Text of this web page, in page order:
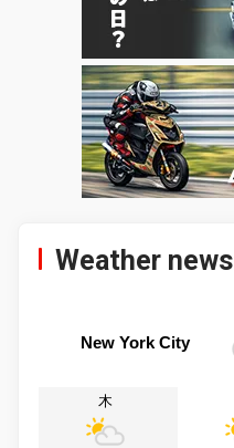
Weather news
New York City
木